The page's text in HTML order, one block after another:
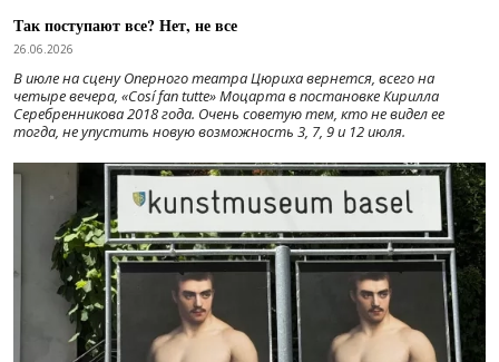
Так поступают все? Нет, не все
26.06.2026
В июле на сцену Оперного театра Цюриха вернется, всего на
четыре вечера, «Cosí fan tutte» Моцарта в постановке Кирилла
Серебренникова 2018 года. Очень советую тем, кто не видел ее
тогда, не упустить новую возможность 3, 7, 9 и 12 июля.